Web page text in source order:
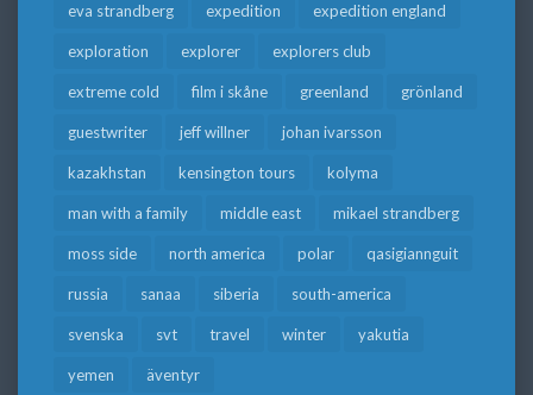
eva strandberg expedition expedition england
exploration explorer explorers club
extreme cold film i skåne greenland grönland
guestwriter jeff willner johan ivarsson
kazakhstan kensington tours kolyma
man with a family middle east mikael strandberg
moss side north america polar qasigiannguit
russia sanaa siberia south-america
svenska svt travel winter yakutia
yemen äventyr